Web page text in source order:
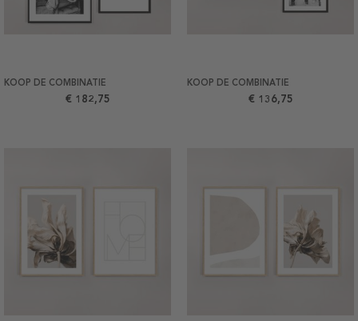
KOOP DE COMBINATIE
€ 182,75
KOOP DE COMBINATIE
€ 136,75